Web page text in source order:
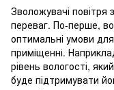
Зволожувачі
переваг. По-перше,
оптимальні умови
приміщенні.
рівень вологості,
буде підтримувати